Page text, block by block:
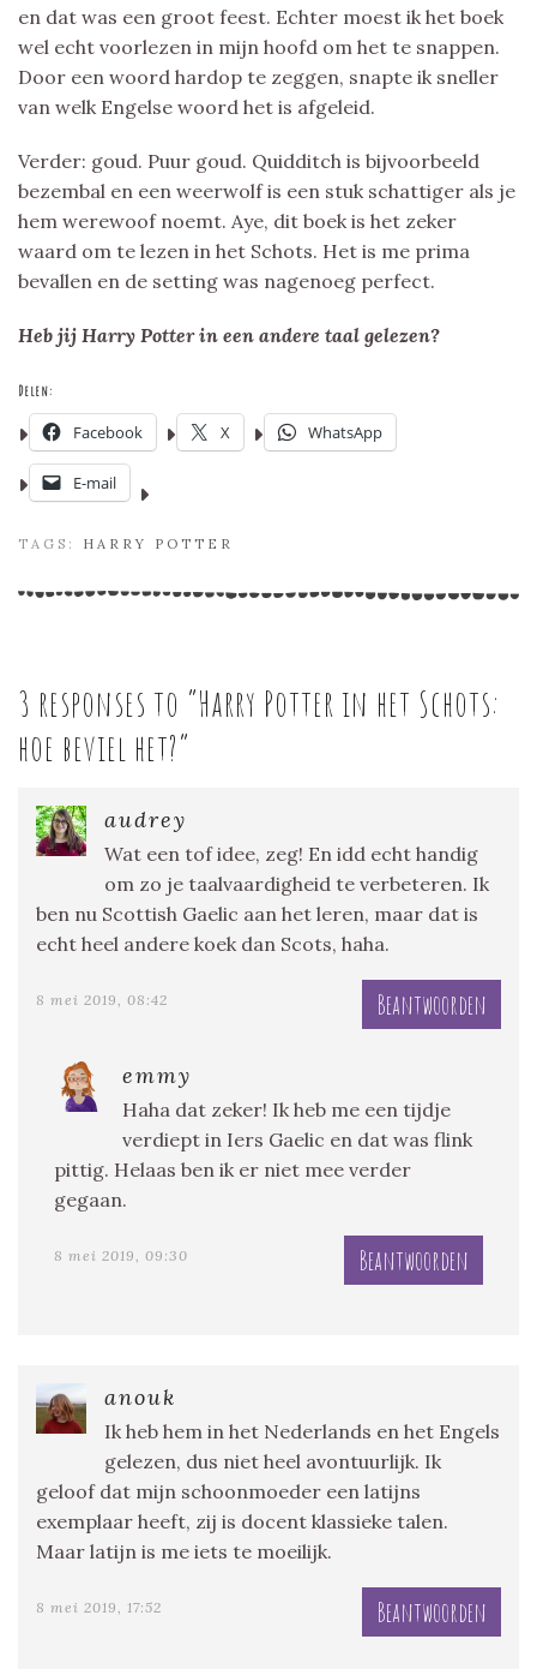
en dat was een groot feest. Echter moest ik het boek
wel echt voorlezen in mijn hoofd om het te snappen.
Door een woord hardop te zeggen, snapte ik sneller
van welk Engelse woord het is afgeleid.
Verder: goud. Puur goud. Quidditch is bijvoorbeeld
bezembal en een weerwolf is een stuk schattiger als je
hem werewoof noemt. Aye, dit boek is het zeker
waard om te lezen in het Schots. Het is me prima
bevallen en de setting was nagenoeg perfect.
Heb jij Harry Potter in een andere taal gelezen?
Delen:
Facebook X WhatsApp
E-mail
TAGS: HARRY POTTER
3 responses to “Harry Potter in het Schots:
hoe beviel het?”
audrey
Wat een tof idee, zeg! En idd echt handig
om zo je taalvaardigheid te verbeteren. Ik
ben nu Scottish Gaelic aan het leren, maar dat is
echt heel andere koek dan Scots, haha.
8 mei 2019, 08:42 Beantwoorden
emmy
Haha dat zeker! Ik heb me een tijdje
verdiept in Iers Gaelic en dat was flink
pittig. Helaas ben ik er niet mee verder
gegaan.
8 mei 2019, 09:30 Beantwoorden
anouk
Ik heb hem in het Nederlands en het Engels
gelezen, dus niet heel avontuurlijk. Ik
geloof dat mijn schoonmoeder een latijns
exemplaar heeft, zij is docent klassieke talen.
Maar latijn is me iets te moeilijk.
8 mei 2019, 17:52 Beantwoorden